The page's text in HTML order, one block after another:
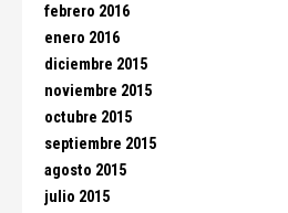
febrero 2016
enero 2016
diciembre 2015
noviembre 2015
octubre 2015
septiembre 2015
agosto 2015
julio 2015